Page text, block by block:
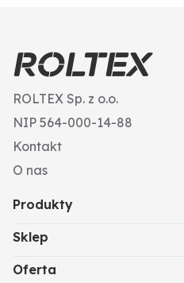
ROLTEX Sp. z o.o.
NIP 564-000-14-88
Kontakt
O nas
Produkty
Sklep
Oferta